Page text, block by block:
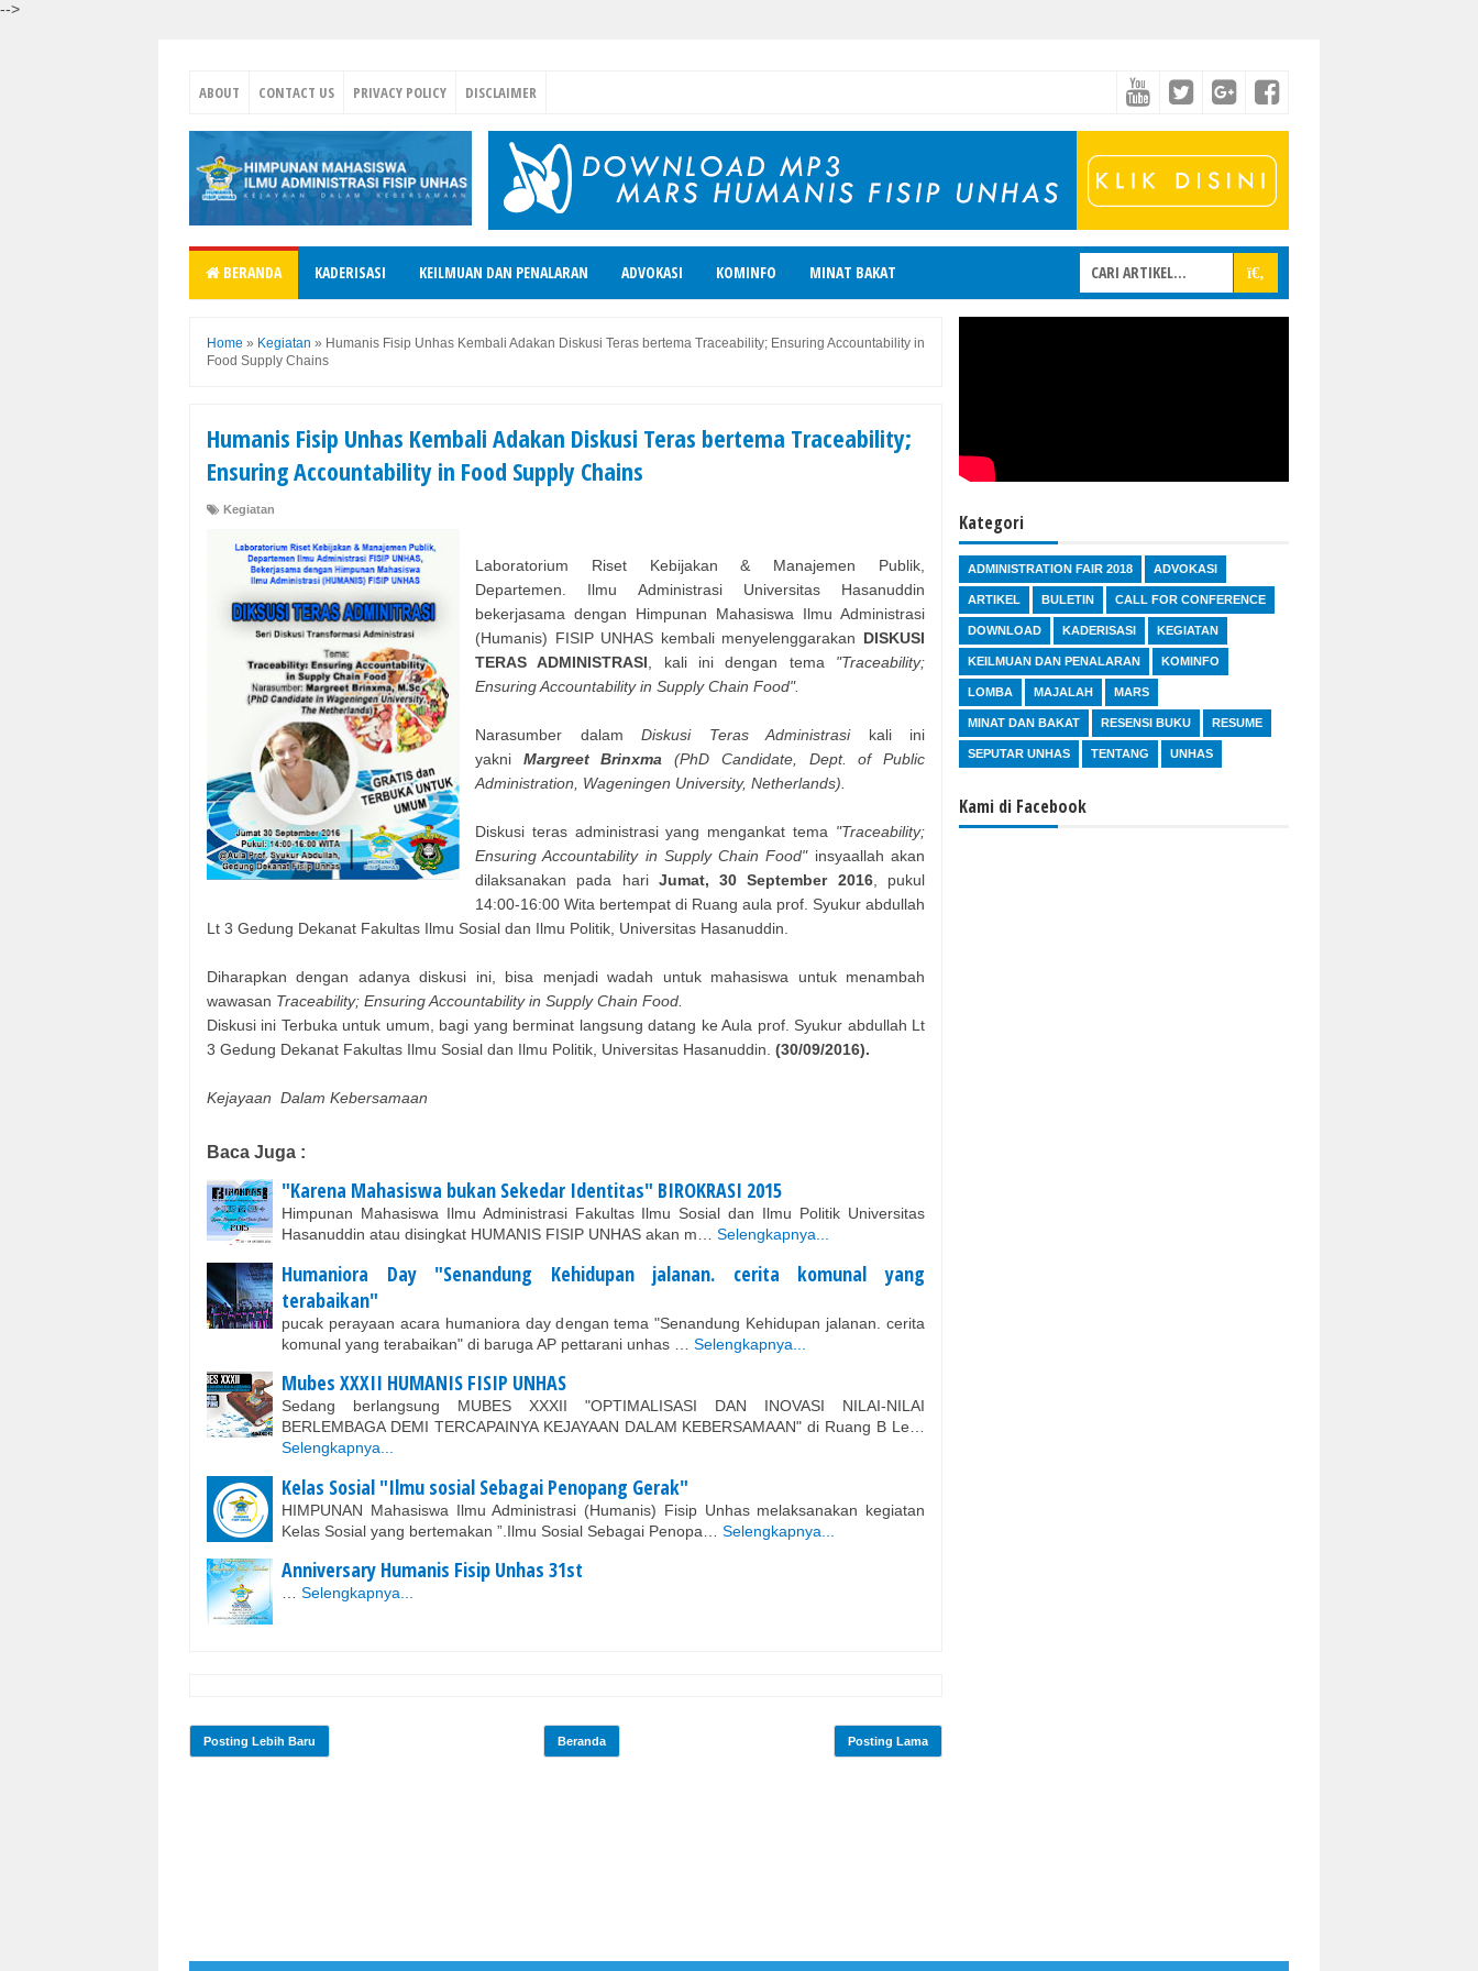
-->
ABOUT CONTACT US PRIVACY POLICY DISCLAIMER
BERANDA KADERISASI KEILMUAN DAN PENALARAN ADVOKASI KOMINFO MINAT BAKAT
Home » Kegiatan » Humanis Fisip Unhas Kembali Adakan Diskusi Teras bertema Traceability; Ensuring Accountability in
Food Supply Chains
Humanis Fisip Unhas Kembali Adakan Diskusi Teras bertema Traceability;
Ensuring Accountability in Food Supply Chains
Kegiatan
Laboratorium Riset Kebijakan & Manajemen Publik,
Departemen. Ilmu Administrasi Universitas Hasanuddin
bekerjasama dengan Himpunan Mahasiswa Ilmu Administrasi
(Humanis) FISIP UNHAS kembali menyelenggarakan DISKUSI
TERAS ADMINISTRASI , kali ini dengan tema "Traceability;
Ensuring Accountability in Supply Chain Food".
Narasumber dalam Diskusi Teras Administrasikali ini
yakni Margreet Brinxma(PhD Candidate, Dept. of Public
Administration, Wageningen University, Netherlands).
Diskusi teras administrasi yang mengankat tema "Traceability;
Ensuring Accountability in Supply Chain Food" insyaallah akan
dilaksanakan pada hari Jumat, 30 September 2016, pukul
14:00-16:00 Wita bertempat di Ruang aula prof. Syukur abdullah
Lt 3 Gedung Dekanat Fakultas Ilmu Sosial dan Ilmu Politik, Universitas Hasanuddin.
Diharapkan dengan adanya diskusi ini, bisa menjadi wadah untuk mahasiswa untuk menambah
wawasan Traceability; Ensuring Accountability in Supply Chain Food.
Diskusi ini Terbuka untuk umum, bagi yang berminat langsung datang ke Aula prof. Syukur abdullah Lt
3 Gedung Dekanat Fakultas Ilmu Sosial dan Ilmu Politik, Universitas Hasanuddin. (30/09/2016).
Kejayaan Dalam Kebersamaan
Baca Juga :
"Karena Mahasiswa bukan Sekedar Identitas" BIROKRASI 2015
Himpunan Mahasiswa Ilmu Administrasi Fakultas Ilmu Sosial dan Ilmu Politik Universitas
Hasanuddin atau disingkat HUMANIS FISIP UNHAS akan m…
Selengkapnya...
Humaniora Day "Senandung Kehidupan jalanan. cerita komunal yang
terabaikan"
pucak perayaan acara humaniora day dengan tema "Senandung Kehidupan jalanan. cerita
komunal yang terabaikan" di baruga AP pettarani unhas …
Selengkapnya...
Mubes XXXII HUMANIS FISIP UNHAS
Sedang berlangsung MUBES XXXII "OPTIMALISASI DAN INOVASI NILAI-NILAI
BERLEMBAGA DEMI TERCAPAINYA KEJAYAAN DALAM KEBERSAMAAN" di Ruang B Le…
Selengkapnya...
Kelas Sosial "Ilmu sosial Sebagai Penopang Gerak"
HIMPUNAN Mahasiswa Ilmu Administrasi (Humanis) Fisip Unhas melaksanakan keg­iatan
Kelas Sosial yang bertemakan ”.Ilmu Sosial Sebagai ­Penopa…
Selengkapnya...
Anniversary Humanis Fisip Unhas 31st
Selengkapnya...
Posting Lebih Baru Posting Lama
Beranda
Kategori
ADMINISTRATION FAIR 2018 ADVOKASI
ARTIKEL BULETIN CALL FOR CONFERENCE
DOWNLOAD KADERISASI KEGIATAN
KEILMUAN DAN PENALARAN KOMINFO
LOMBA MAJALAH MARS
MINAT DAN BAKAT RESENSI BUKU RESUME
SEPUTAR UNHAS TENTANG UNHAS
Kami di Facebook